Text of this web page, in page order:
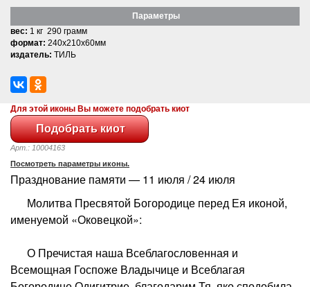
Параметры
вес: 1 кг 290 грамм
формат: 240x210x60мм
издатель: ТИЛЬ
Для этой иконы Вы можете подобрать киот
Арт.: 10004163
Посмотреть параметры иконы.
Празднование памяти — 11 июля / 24 июля
Молитва Пресвятой Богородице перед Ея иконой,
именуемой «Оковецкой»:
О Пречистая наша Всеблагословенная и
Всемощная Госпоже Владычице и Всеблагая